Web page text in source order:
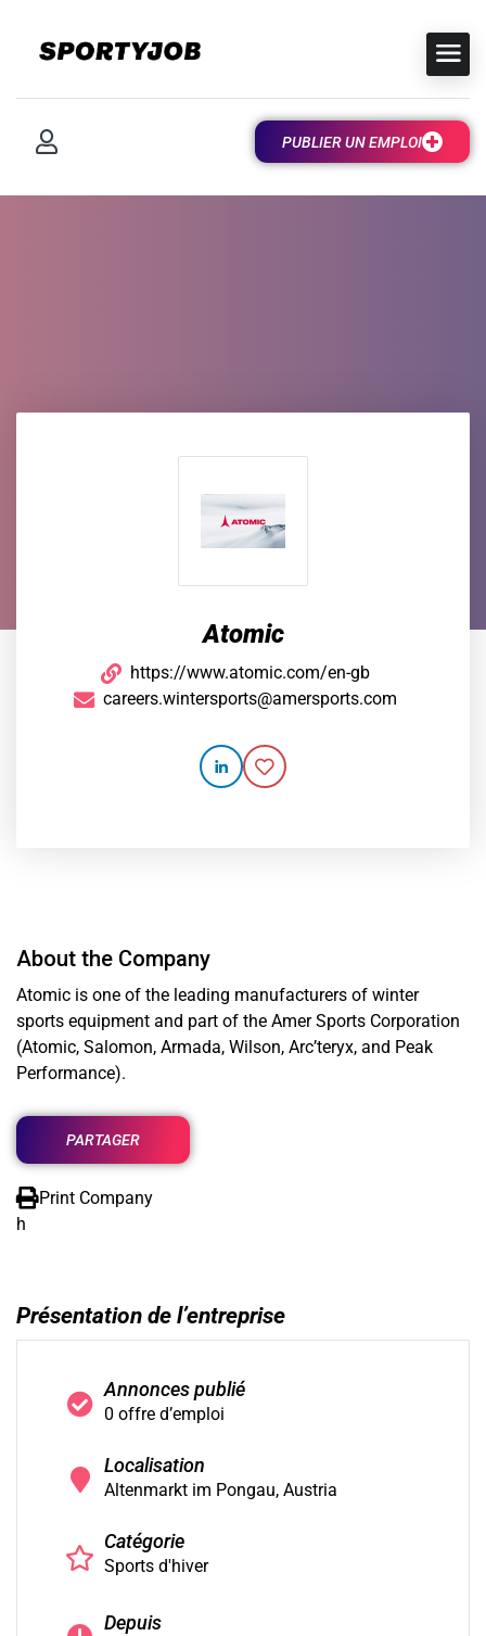
PUBLIER UN EMPLOI
Atomic
https://www.atomic.com/en-gb
careers.wintersports@amersports.com
About the Company
Atomic is one of the leading manufacturers of winter
sports equipment and part of the Amer Sports Corporation
(Atomic, Salomon, Armada, Wilson, Arc’teryx, and Peak
Performance).
PARTAGER
Print Company
h
Présentation de l’entreprise
Annonces publié
0 offre d’emploi
Localisation
Altenmarkt im Pongau, Austria
Catégorie
Sports d'hiver
Depuis